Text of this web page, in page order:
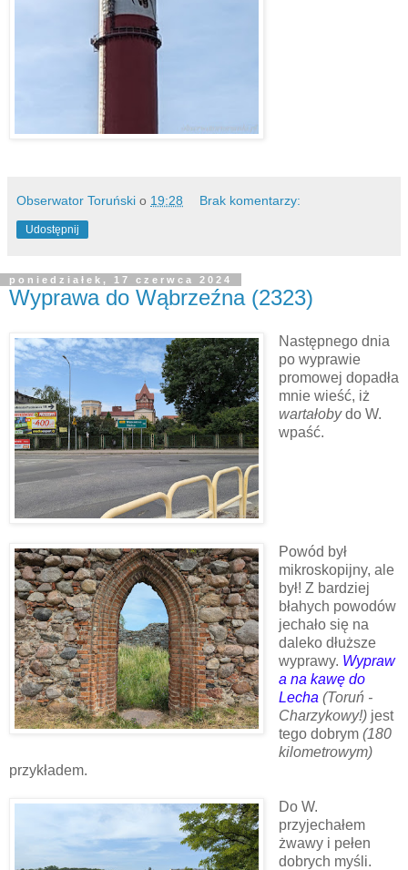
Obserwator Toruński o 19:28 Brak komentarzy:
Udostępnij
poniedziałek, 17 czerwca 2024
Wyprawa do Wąbrzeźna (2323)
Następnego dnia
po wyprawie
promowej dopadła
mnie wieść, iż
wartałobydo W.
wpaść.
Powód był
mikroskopijny, ale
był! Z bardziej
błahych powodów
jechało się na
daleko dłuższe
wyprawy. Wypraw
a na kawę do
Lecha (Toruń -
Charzykowy!)jest
tego dobrym (180
kilometrowym)
przykładem.
Do W.
przyjechałem
żwawy i pełen
dobrych myśli.